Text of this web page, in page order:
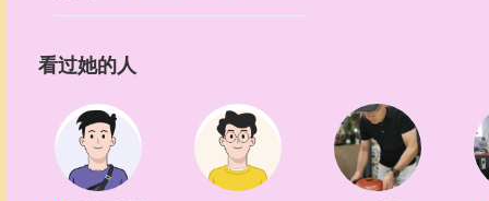
看过她的人